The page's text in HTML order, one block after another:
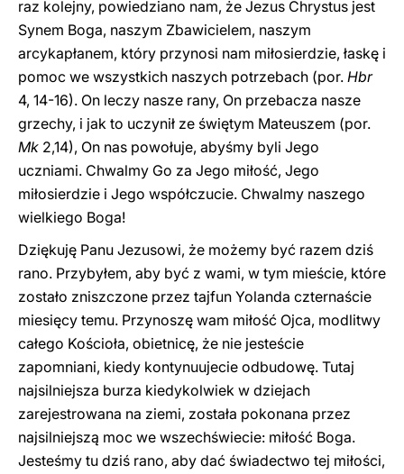
raz kolejny, powiedziano nam, że Jezus Chrystus jest
Synem Boga, naszym Zbawicielem, naszym
arcykapłanem, który przynosi nam miłosierdzie, łaskę i
pomoc we wszystkich naszych potrzebach (por. Hbr
4, 14-16). On leczy nasze rany, On przebacza nasze
grzechy, i jak to uczynił ze świętym Mateuszem (por.
Mk 2,14), On nas powołuje, abyśmy byli Jego
uczniami. Chwalmy Go za Jego miłość, Jego
miłosierdzie i Jego współczucie. Chwalmy naszego
wielkiego Boga!
Dziękuję Panu Jezusowi, że możemy być razem dziś
rano. Przybyłem, aby być z wami, w tym mieście, które
zostało zniszczone przez tajfun Yolanda czternaście
miesięcy temu. Przynoszę wam miłość Ojca, modlitwy
całego Kościoła, obietnicę, że nie jesteście
zapomniani, kiedy kontynuujecie odbudowę. Tutaj
najsilniejsza burza kiedykolwiek w dziejach
zarejestrowana na ziemi, została pokonana przez
najsilniejszą moc we wszechświecie: miłość Boga.
Jesteśmy tu dziś rano, aby dać świadectwo tej miłości,